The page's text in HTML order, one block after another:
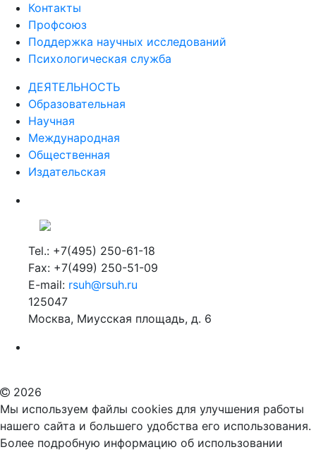
Контакты
Профсоюз
Поддержка научных исследований
Психологическая служба
ДЕЯТЕЛЬНОСТЬ
Образовательная
Научная
Международная
Общественная
Издательская
Tel.: +7(495) 250-61-18
Fax: +7(499) 250-51-09
E-mail: rsuh@rsuh.ru
125047
Москва, Миусская площадь, д. 6
2026
Мы используем файлы cookies для улучшения работы
нашего сайта и большего удобства его использования.
Более подробную информацию об использовании